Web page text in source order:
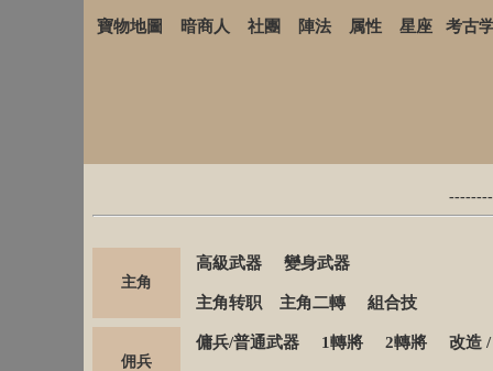
寶物地圖 暗商人 社團 陣法 属性 星座 考古
主角
高級武器 變身武器
主角转职 主角二轉 組合技
佣兵
傭兵/普通武器 1轉將 2轉將 改造